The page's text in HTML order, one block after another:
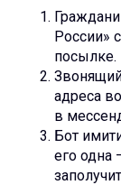
России»
посылке.
адреса
в
Бот
его одна